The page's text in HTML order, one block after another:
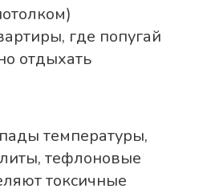
где попугай
отдыхать
температуры,
тефлоновые
токсичные